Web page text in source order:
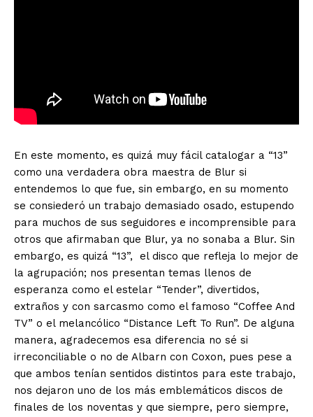
En este momento, es quizá muy fácil catalogar a “13”
como una verdadera obra maestra de Blur si
entendemos lo que fue, sin embargo, en su momento
se consiederó un trabajo demasiado osado, estupendo
para muchos de sus seguidores e incomprensible para
otros que afirmaban que Blur, ya no sonaba a Blur. Sin
embargo, es quizá “13”, el disco que refleja lo mejor de
la agrupación; nos presentan temas llenos de
esperanza como el estelar “Tender”, divertidos,
extraños y con sarcasmo como el famoso “Coffee And
TV” o el melancólico “Distance Left To Run”. De alguna
manera, agradecemos esa diferencia no sé si
irreconciliable o no de Albarn con Coxon, pues pese a
que ambos tenían sentidos distintos para este trabajo,
nos dejaron uno de los más emblemáticos discos de
finales de los noventas y que siempre, pero siempre,